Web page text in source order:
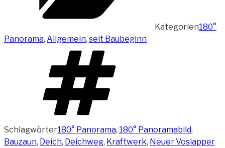
Kategorien180°
Panorama, Allgemein, seit Baubeginn
Schlagwörter180° Panorama, 180° Panoramabild,
Bauzaun, Deich, Deichweg, Kraftwerk, Neuer Voslapper